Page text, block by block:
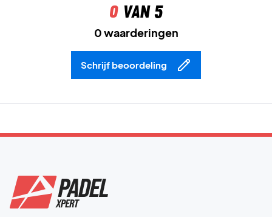
0van 5
0 waarderingen
Schrijf beoordeling